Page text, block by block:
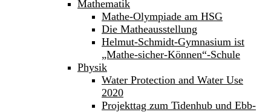
Mathematik
Mathe-Olympiade am HSG
Die Matheausstellung
Helmut-Schmidt-Gymnasium ist
„Mathe-sicher-Können“-Schule
Physik
Water Protection and Water Use
2020
Projekttag zum Tidenhub und Ebb-